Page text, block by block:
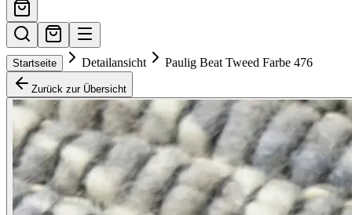
Startseite Detailansicht Paulig Beat Tweed Farbe 476
Zurück zur Übersicht